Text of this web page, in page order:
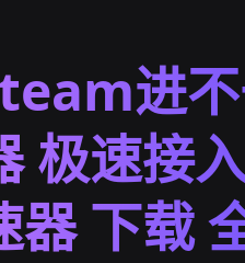
进
极速接
器 下载